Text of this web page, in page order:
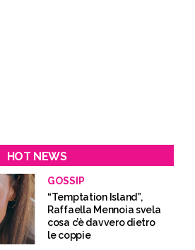
HOT NEWS
GOSSIP
“Temptation Island”,
Raffaella Mennoia svela
cosa c’è davvero dietro
le coppie